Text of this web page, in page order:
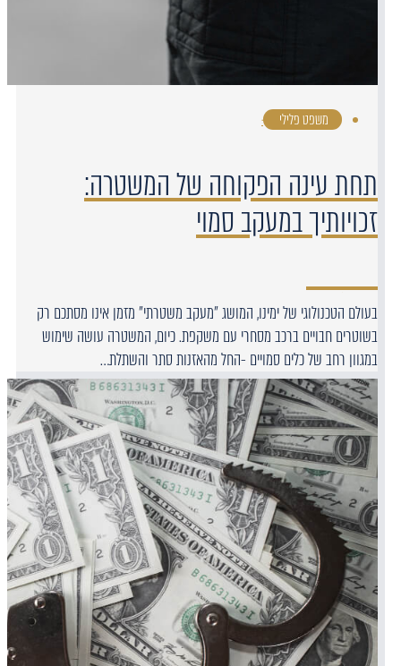
משפט פלילי ·
תחת עינה הפקוחה של המשטרה:
זכויותיך במעקב סמוי
בעולם הטכנולוגי של ימינו, המושג "מעקב משטרתי" מזמן אינו מסתכם רק
בשוטרים חבויים ברכב מסחרי עם משקפת. כיום, המשטרה עושה שימוש
במגוון רחב של כלים סמויים -החל מהאזנות סתר והשתלת…